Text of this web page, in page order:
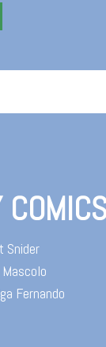
Snider
Fernando